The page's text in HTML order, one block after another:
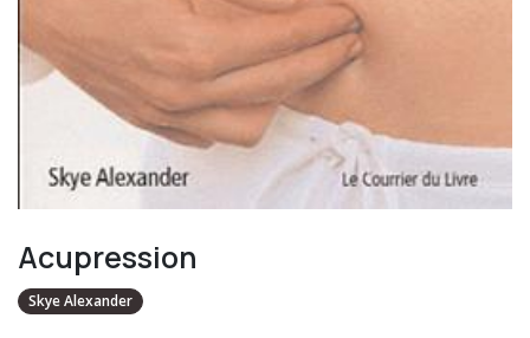
Acupression
Skye Alexander